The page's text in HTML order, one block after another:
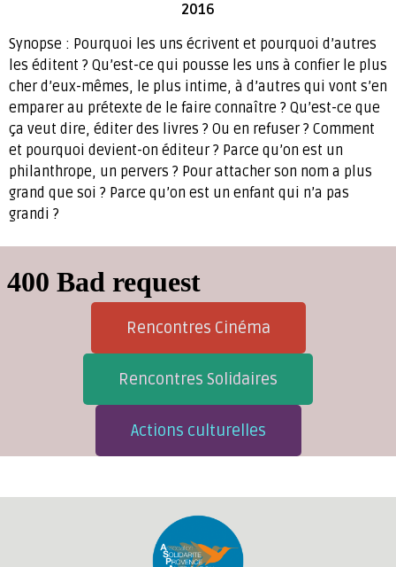
2016
Synopse : Pourquoi les uns écrivent et pourquoi d’autres
les éditent ? Qu’est-ce qui pousse les uns à confier le plus
cher d’eux-mêmes, le plus intime, à d’autres qui vont s’en
emparer au prétexte de le faire connaître ? Qu’est-ce que
ça veut dire, éditer des livres ? Ou en refuser ? Comment
et pourquoi devient-on éditeur ? Parce qu’on est un
philanthrope, un pervers ? Pour attacher son nom a plus
grand que soi ? Parce qu’on est un enfant qui n’a pas
grandi ?
Rencontres Cinéma
Rencontres Solidaires
Actions culturelles